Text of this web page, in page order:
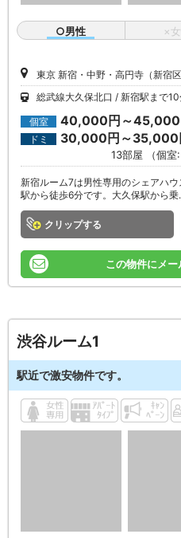
○男性 ×
東京 新宿・中野・高円寺（新宿区
総武線大久保北口
新宿駅まで
個室 40,000円～45,000
ドミ 30,000円～35,000
13部屋 （個室
新宿ルーム7は男性専用のシェアハ
駅から徒歩6分です。大久保駅から
クリップ
この物件にメ
渋谷ルーム1
駅近で激安物件です。